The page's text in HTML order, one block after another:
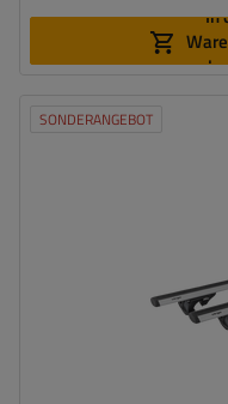
In
SONDERANGEBOT